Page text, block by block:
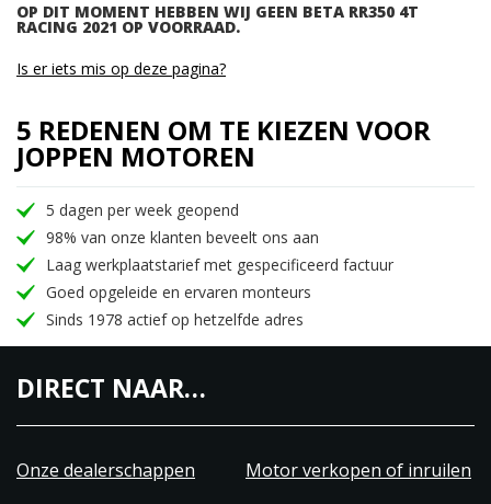
OP DIT MOMENT HEBBEN WIJ GEEN BETA RR350 4T
RACING 2021 OP VOORRAAD.
Is er iets mis op deze pagina?
5 REDENEN OM TE KIEZEN VOOR
JOPPEN MOTOREN
5 dagen per week geopend
98% van onze klanten beveelt ons aan
Laag werkplaatstarief met gespecificeerd factuur
Goed opgeleide en ervaren monteurs
Sinds 1978 actief op hetzelfde adres
DIRECT NAAR…
Onze dealerschappen
Motor verkopen of inruilen